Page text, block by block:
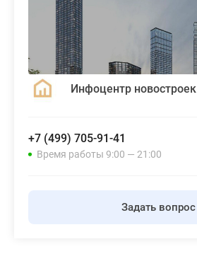
Инфоцентр новостроек
+7 (499) 705-91-41
Время работы 9:00 — 21:00
Задать вопрос